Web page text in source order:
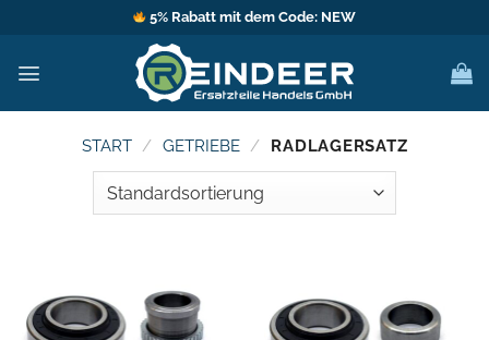
springen
5% Rabatt mit dem Code: NEW
START / GETRIEBE / RADLAGERSATZ